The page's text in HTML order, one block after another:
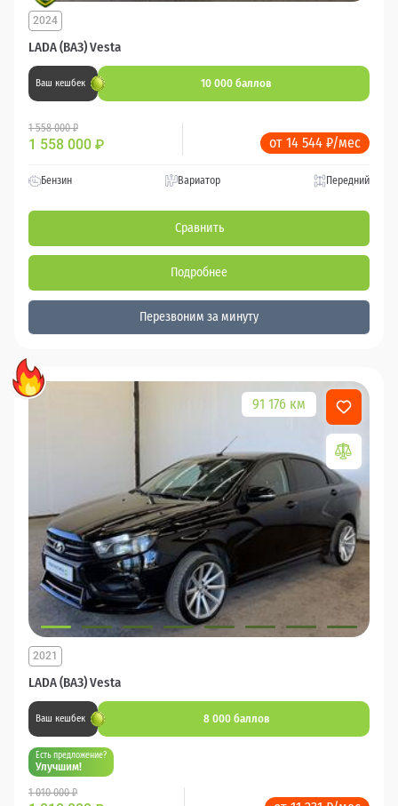
LADA (ВАЗ) Vesta
2024
Ваш кешбек 10 000 баллов
1 558 000 ₽
1 558 000 ₽ от 14 544 ₽/мес
Бензин Вариатор Передний
Сравнить
Подробнее
Перезвоним за минуту
91 176 км
LADA (ВАЗ) Vesta
2021
Ваш кешбек 8 000 баллов
Есть предложение?
Улучшим!
1 010 000 ₽